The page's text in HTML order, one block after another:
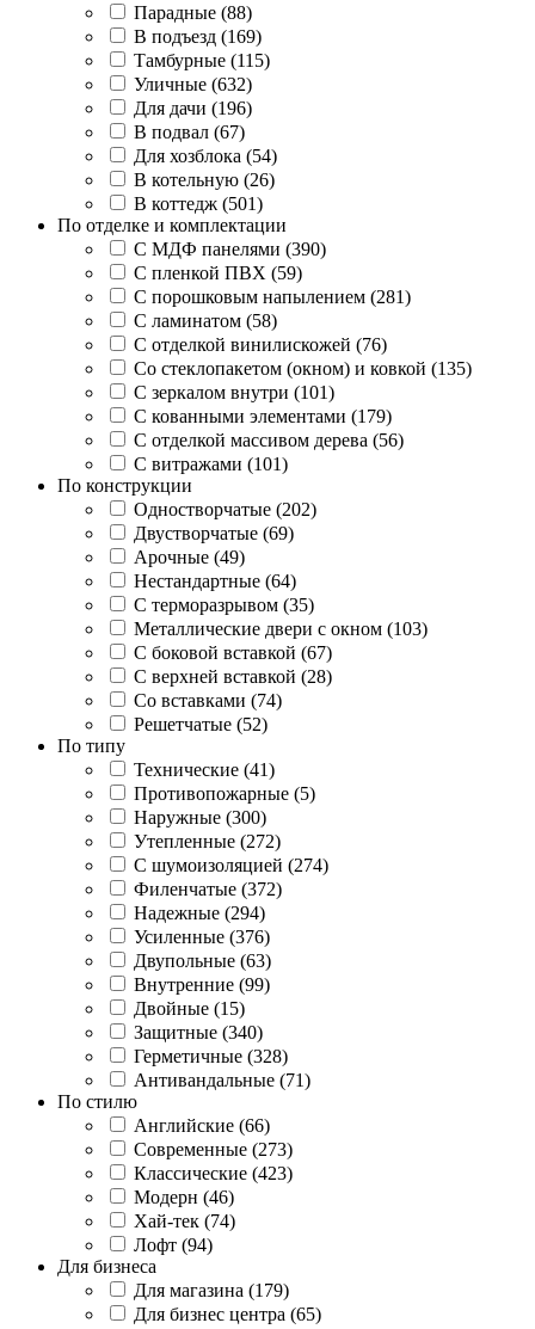
Парадные (88)
В подъезд (169)
Тамбурные (115)
Уличные (632)
Для дачи (196)
В подвал (67)
Для хозблока (54)
В котельную (26)
В коттедж (501)
По отделке и комплектации
С МДФ панелями (390)
С пленкой ПВХ (59)
С порошковым напылением (281)
С ламинатом (58)
С отделкой винилискожей (76)
Со стеклопакетом (окном) и ковкой (135)
С зеркалом внутри (101)
С кованными элементами (179)
С отделкой массивом дерева (56)
С витражами (101)
По конструкции
Одностворчатые (202)
Двустворчатые (69)
Арочные (49)
Нестандартные (64)
С терморазрывом (35)
Металлические двери с окном (103)
С боковой вставкой (67)
С верхней вставкой (28)
Со вставками (74)
Решетчатые (52)
По типу
Технические (41)
Противопожарные (5)
Наружные (300)
Утепленные (272)
С шумоизоляцией (274)
Филенчатые (372)
Надежные (294)
Усиленные (376)
Двупольные (63)
Внутренние (99)
Двойные (15)
Защитные (340)
Герметичные (328)
Антивандальные (71)
По стилю
Английские (66)
Современные (273)
Классические (423)
Модерн (46)
Хай-тек (74)
Лофт (94)
Для бизнеса
Для магазина (179)
Для бизнес центра (65)